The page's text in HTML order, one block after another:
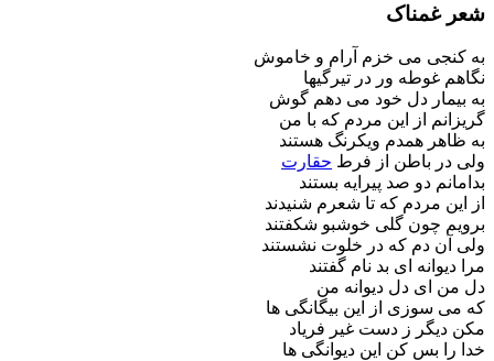
شعر غمناک
به کنجی می خزم آرام و خاموش
نگاهم غوطه ور در تیرگیها
به بیمار دل خود می دهم گوش
گریزانم از این مردم که با من
به ظاهر همدم ویکرنگ هستند
ولی در باطن از فرط حقارت
بدامانم دو صد پیرایه بستند
از این مردم که تا شعرم شنیدند
برویم چون گلی خوشبو شکفتند
ولی آن دم که در خلوت نشستند
مرا دیوانه ای بد نام گفتند
دل من ای دل دیوانه من
که می سوزی از این بیگانگی ها
مکن دیگر ز دست غیر فریاد
خدا را بس کن این دیوانگی ها